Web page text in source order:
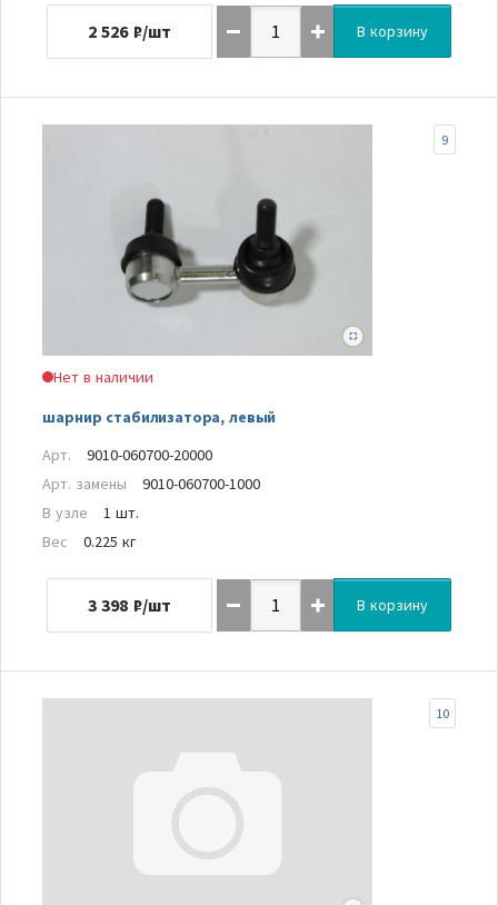
2 526 ₽/шт В корзину
Нет в наличии
шарнир стабилизатора, левый
9
Арт.
9010-060700-20000
Арт. замены
9010-060700-1000
В узле
1 шт.
Вес
0.225 кг
3 398 ₽/шт В корзину
10